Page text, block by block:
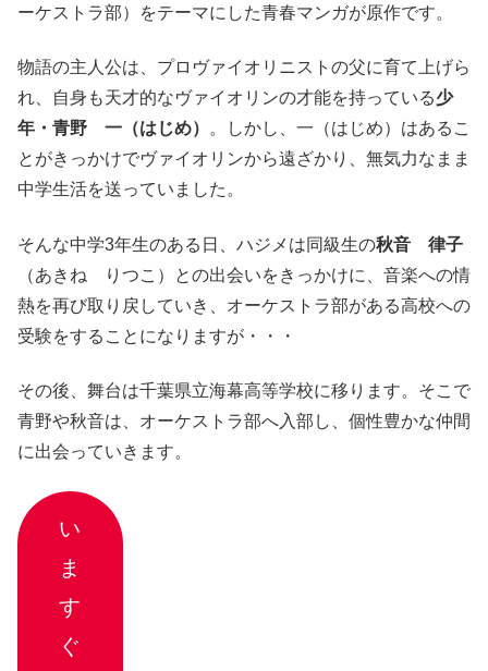
ーケストラ部）をテーマにした青春マンガが原作です。
物語の主人公は、プロヴァイオリニストの父に育て上げら
れ、自身も天才的なヴァイオリンの才能を持っている少
年・青野 一（はじめ）
。しかし、一（はじめ）はあるこ
とがきっかけでヴァイオリンから遠ざかり、無気力なまま
中学生活を送っていました。
そんな中学3年生のある日、ハジメは同級生の秋音 律子
（あきね りつこ）との出会いをきっかけに、音楽への情
熱を再び取り戻していき、オーケストラ部がある高校への
受験をすることになりますが・・・
その後、舞台は千葉県立海幕高等学校に移ります。そこで
青野や秋音は、オーケストラ部へ入部し、個性豊かな仲間
に出会っていきます。
い
ま
す
ぐ